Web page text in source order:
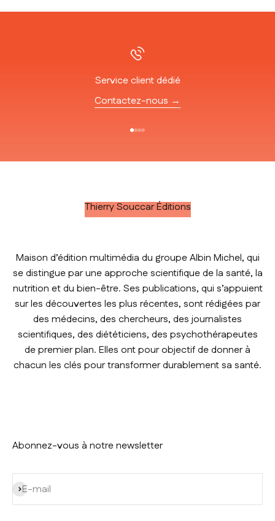
Service client dédié
Contactez-nous →
Thierry Souccar Éditions
Maison d’édition multimédia du groupe Albin Michel, qui
se distingue par une approche scientifique de la santé, la
nutrition et du bien-être. Ses publications, qui s’appuient
sur les découvertes les plus récentes, sont rédigées par
des médecins, des chercheurs, des journalistes
scientifiques, des diététiciens, des psychothérapeutes
de premier plan. Elles ont pour objectif de donner à
chacun les clés pour transformer durablement sa santé.
Abonnez-vous à notre newsletter
E-mail
S'inscrire